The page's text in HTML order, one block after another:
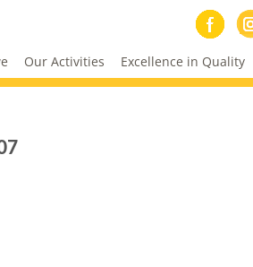
Our Activities Excellence in Quality